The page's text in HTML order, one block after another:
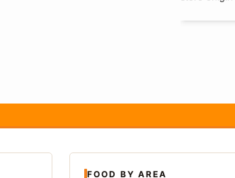
FOOD BY AREA